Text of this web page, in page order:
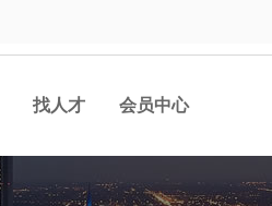
找人才 会员中心